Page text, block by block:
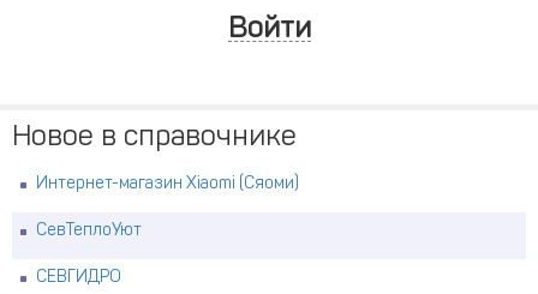
Войти
Новое в справочнике
Интернет-магазин Xiaomi (Сяоми)
СевТеплоУют
СЕВГИДРО